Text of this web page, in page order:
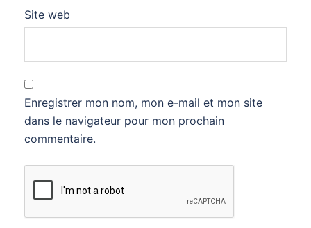
Site web
Enregistrer mon nom, mon e-mail et mon site
dans le navigateur pour mon prochain
commentaire.